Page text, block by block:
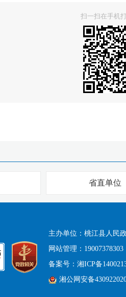
扫一扫在手机
省直单位
主办单位：桃江县人民
网站管理：
备案号： 湘ICP备
湘公网安备